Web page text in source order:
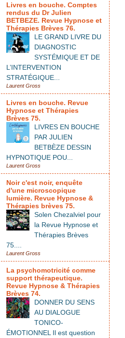
Livres en bouche. Comptes
rendus du Dr Julien
BETBEZE. Revue Hypnose et
Thérapies Brèves 76.
LE GRAND LIVRE DU
DIAGNOSTIC
SYSTÉMIQUE ET DE
L’INTERVENTION
STRATÉGIQUE...
Laurent Gross
Livres en bouche. Revue
Hypnose et Thérapies
Brèves 75.
LIVRES EN BOUCHE
PAR JULIEN
BETBÈZE DESSIN
HYPNOTIQUE POU...
Laurent Gross
Noir c'est noir, enquête
d'une microscopique
lumière. Revue Hypnose &
Thérapies brèves 75.
Solen Chezalviel pour
la Revue Hypnose et
Thérapies Brèves
75....
Laurent Gross
La psychomotricité comme
support thérapeutique.
Revue Hypnose & Thérapies
Brèves 74.
DONNER DU SENS
AU DIALOGUE
TONICO-
ÉMOTIONNEL Il est question